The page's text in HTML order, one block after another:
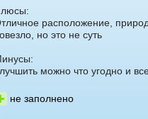
+7 495 215
расположение,
но это не суть
можно что угодно и
не заполнено